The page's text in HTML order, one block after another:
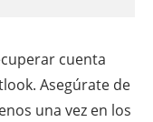
cuenta
Asegúrate de
una vez en los